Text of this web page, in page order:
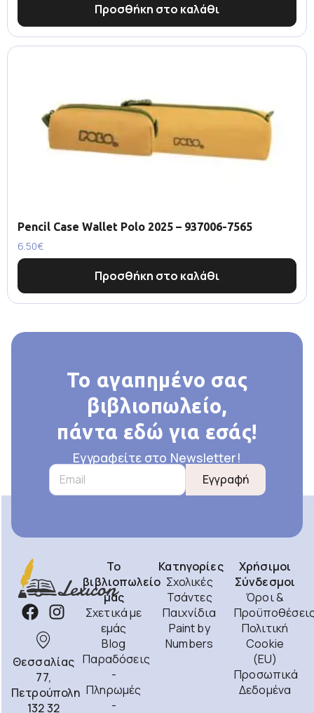
Προσθήκη στο καλάθι
Pencil Case Wallet Polo 2025 – 937006-7565
6.50€
Προσθήκη στο καλάθι
Το αγαπημένο σας
βιβλιοπωλείο,
πάντα εδώ για εσάς!
Εγγραφείτε στο Newsletter!
Εγγραφή
Θεσσαλίας
77,
Πετρούπολη
132 32
Το
βιβλιοπωλείο
μας
Σχετικά με
εμάς
Blog
Παραδόσεις
-
Πληρωμές
-
Κατηγορίες
Σχολικές
Τσάντες
Παιχνίδια
Paint by
Numbers
Χρήσιμοι
Σύνδεσμοι
Όροι &
Πολιτική
Cookie
(EU)
Προσωπικά
Δεδομένα